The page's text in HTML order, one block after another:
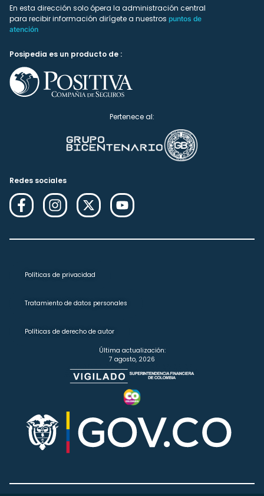
En esta dirección solo ópera la administración central
para recibir información dirígete a nuestros puntos de
atención
Posipedia es un producto de :
Pertenece al:
Redes sociales
Políticas de privacidad
Tratamiento de datos personales
Políticas de derecho de autor
Última actualización:
7 agosto, 2026